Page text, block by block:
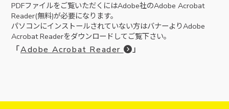
PDFファイルをご覧いただくにはAdobe社のAdobe Acrobat
Reader(無料)が必要になります。
パソコンにインストールされていない方はバナーよりAdobe
Acrobat Readerをダウンロードしてご覧下さい。
「Adobe Acrobat Reader 」